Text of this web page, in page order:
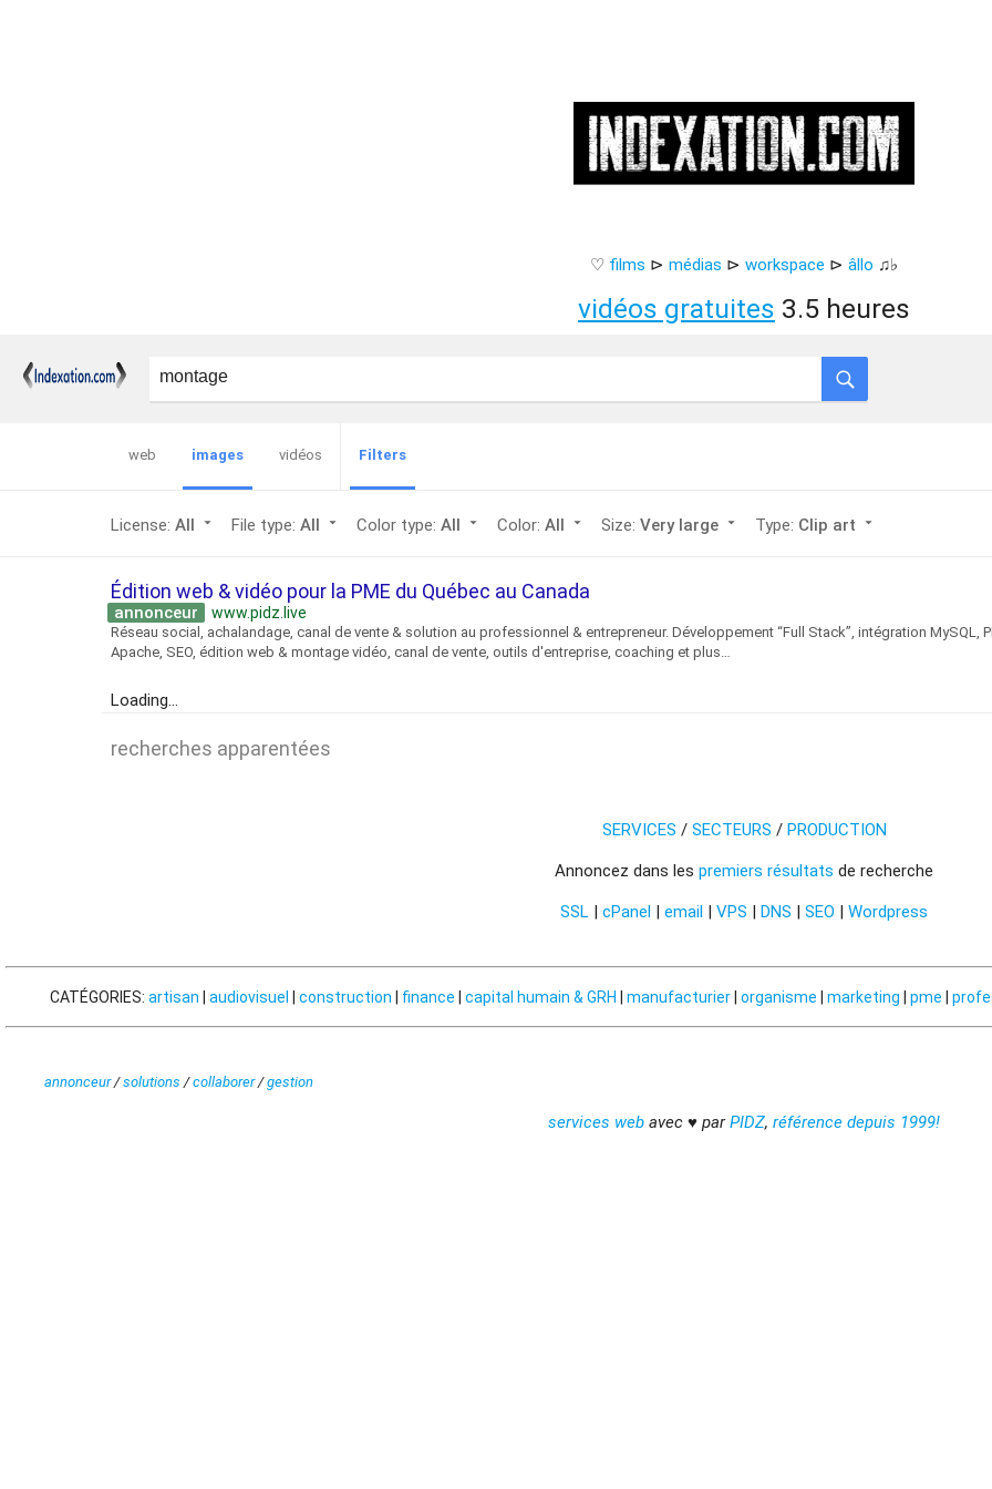
♡ films ⊳ médias ⊳ workspace ⊳ âllo ♫♭
vidéos gratuites 3.5 heures
web images vidéos Filters
License: All arrow_drop_down File type: All arrow_drop_down Color type: All arrow_drop_down Color: All arrow_drop_down Size: Very large arrow_drop_down Type: Clip art arrow_drop_down
Édition web & vidéo pour la PME du Québec au Canada
annonceur www.pidz.live
Réseau social, achalandage, canal de vente & solution au professionnel & entrepreneur. Développement “Full Stack”, intégration MySQL,
Apache, SEO, édition web & montage vidéo, canal de vente, outils d'entreprise, coaching et plus…
Loading...
recherches apparentées
SERVICES / SECTEURS / PRODUCTION
Annoncez dans les premiers résultats de recherche
SSL cPanel email VPS DNS SEO Wordpress
CATÉGORIES: artisan audiovisuel construction finance capital humain & GRH manufacturier organisme marketing pme
annonceur/solutions /collaborer/gestion
services web avec ♥ parPIDZ, référence depuis 1999!